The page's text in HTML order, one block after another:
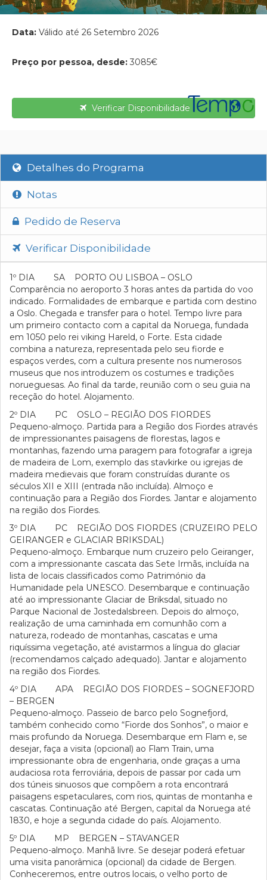
Data: Válido até 26 Setembro 2026
Preço por pessoa, desde: 3085€
Verificar Disponibilidade
Detalhes do Programa
Notas
Pedido de Reserva
Verificar Disponibilidade
1º DIA SA PORTO OU LISBOA – OSLO
Comparência no aeroporto 3 horas antes da partida do voo
indicado. Formalidades de embarque e partida com destino
a Oslo. Chegada e transfer para o hotel. Tempo livre para
um primeiro contacto com a capital da Noruega, fundada
em 1050 pelo rei viking Hareld, o Forte. Esta cidade
combina a natureza, representada pelo seu fiorde e
espaços verdes, com a cultura presente nos numerosos
museus que nos introduzem os costumes e tradições
norueguesas. Ao final da tarde, reunião com o seu guia na
receção do hotel. Alojamento.
2º DIA PC OSLO – REGIÃO DOS FIORDES
Pequeno-almoço. Partida para a Região dos Fiordes através
de impressionantes paisagens de florestas, lagos e
montanhas, fazendo uma paragem para fotografar a igreja
de madeira de Lom, exemplo das stavkirke ou igrejas de
madeira medievais que foram construídas durante os
séculos XII e XIII (entrada não incluída). Almoço e
continuação para a Região dos Fiordes. Jantar e alojamento
na região dos Fiordes.
3º DIA PC REGIÃO DOS FIORDES (CRUZEIRO PELO
GEIRANGER e GLACIAR BRIKSDAL)
Pequeno-almoço. Embarque num cruzeiro pelo Geiranger,
com a impressionante cascata das Sete Irmãs, incluída na
lista de locais classificados como Património da
Humanidade pela UNESCO. Desembarque e continuação
até ao impressionante Glaciar de Briksdal, situado no
Parque Nacional de Jostedalsbreen. Depois do almoço,
realização de uma caminhada em comunhão com a
natureza, rodeado de montanhas, cascatas e uma
riquíssima vegetação, até avistarmos a língua do glaciar
(recomendamos calçado adequado). Jantar e alojamento
na região dos Fiordes.
4º DIA APA REGIÃO DOS FIORDES – SOGNEFJORD
– BERGEN
Pequeno-almoço. Passeio de barco pelo Sognefjord,
também conhecido como “Fiorde dos Sonhos”, o maior e
mais profundo da Noruega. Desembarque em Flam e, se
desejar, faça a visita (opcional) ao Flam Train, uma
impressionante obra de engenharia, onde graças a uma
audaciosa rota ferroviária, depois de passar por cada um
dos túneis sinuosos que compõem a rota encontrará
paisagens espetaculares, com rios, quintas de montanha e
cascatas. Continuação até Bergen, capital da Noruega até
1830, e hoje a segunda cidade do país. Alojamento.
5º DIA MP BERGEN – STAVANGER
Pequeno-almoço. Manhã livre. Se desejar poderá efetuar
uma visita panorâmica (opcional) da cidade de Bergen.
Conheceremos, entre outros locais, o velho porto de